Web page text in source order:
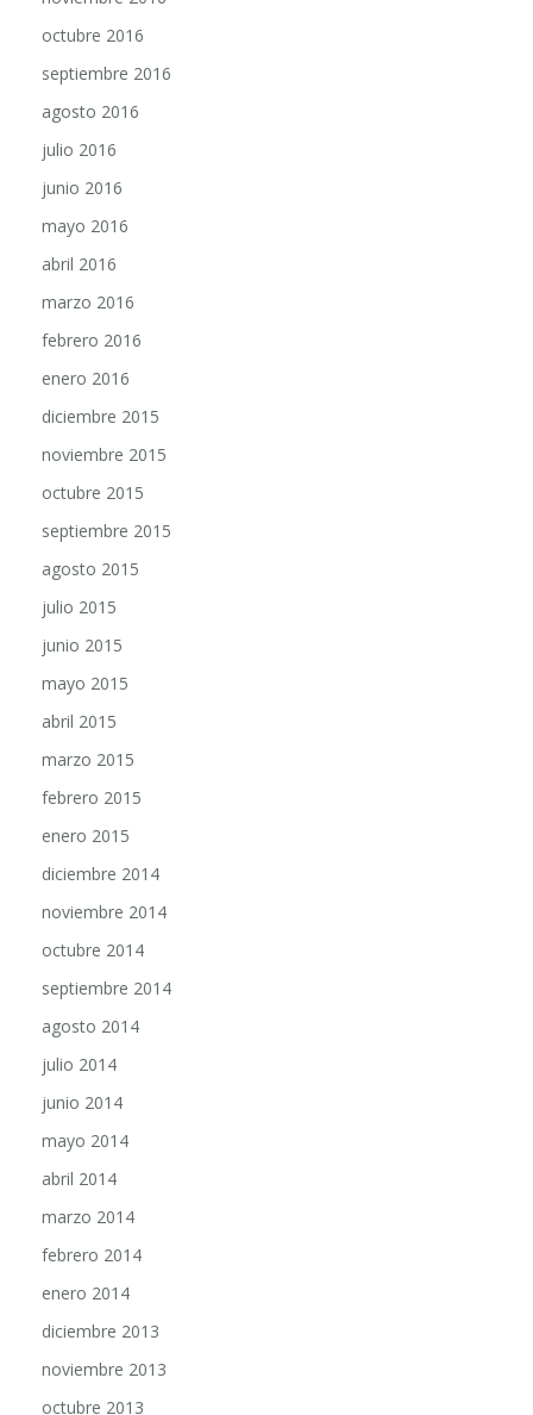
octubre 2016
septiembre 2016
agosto 2016
julio 2016
junio 2016
mayo 2016
abril 2016
marzo 2016
febrero 2016
enero 2016
diciembre 2015
noviembre 2015
octubre 2015
septiembre 2015
agosto 2015
julio 2015
junio 2015
mayo 2015
abril 2015
marzo 2015
febrero 2015
enero 2015
diciembre 2014
noviembre 2014
octubre 2014
septiembre 2014
agosto 2014
julio 2014
junio 2014
mayo 2014
abril 2014
marzo 2014
febrero 2014
enero 2014
diciembre 2013
noviembre 2013
octubre 2013